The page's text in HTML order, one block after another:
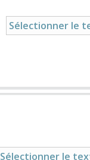
Sélectionner le
Sélectionner le